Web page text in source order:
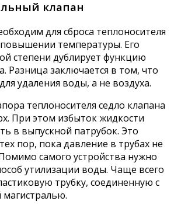
клапан
для сброса теплоносителя
температуры. Его
степени дублирует функцию
Разница заключается в том, что
удаления воды, а не воздуха.
теплоносителя седло клапана
При этом избыток жидкости
в выпускной патрубок. Это
пор, пока давление в трубах не
самого устройства нужно
утилизации воды. Чаще всего
трубку, соединенную с